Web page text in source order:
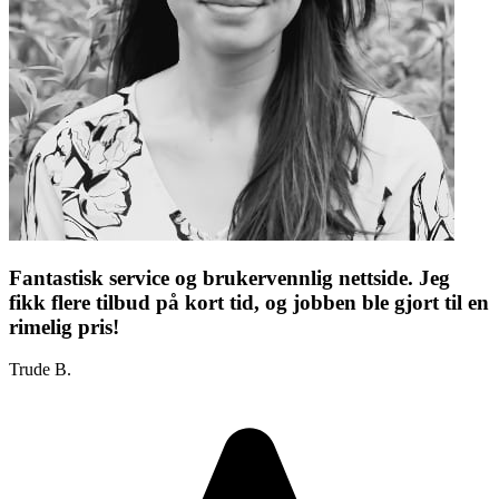
Fantastisk service og brukervennlig nettside. Jeg
fikk flere tilbud på kort tid, og jobben ble gjort til en
rimelig pris!
Trude B.